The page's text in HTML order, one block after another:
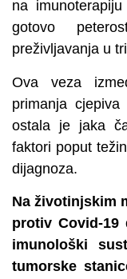
na
gotovo
preživljavanja u
Ova veza
primanja
ostala je jaka
faktori poput
dijagnoza.
Na životinjskim
protiv Covid-19
imunološki
tumorske